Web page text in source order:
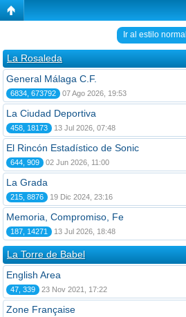
Ir al estilo normal
La Rosaleda
General Málaga C.F.
6834, 673792 07 Ago 2026, 19:53
La Ciudad Deportiva
458, 18173 13 Jul 2026, 07:48
El Rincón Estadístico de Sonic
644, 909 02 Jun 2026, 11:00
La Grada
215, 8876 19 Dic 2024, 23:16
Memoria, Compromiso, Fe
187, 14271 13 Jul 2026, 18:48
La Torre de Babel
English Area
47, 339 23 Nov 2021, 17:22
Zone Française